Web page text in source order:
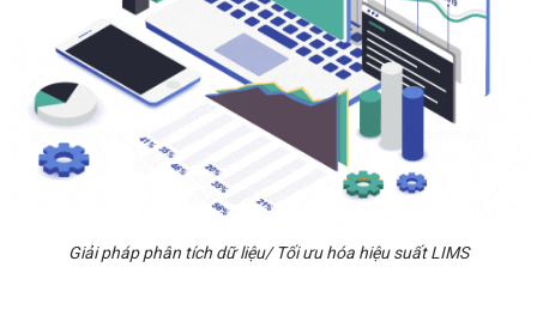
Giải pháp phân tích dữ liệu/ Tối ưu hóa hiệu suất LIMS